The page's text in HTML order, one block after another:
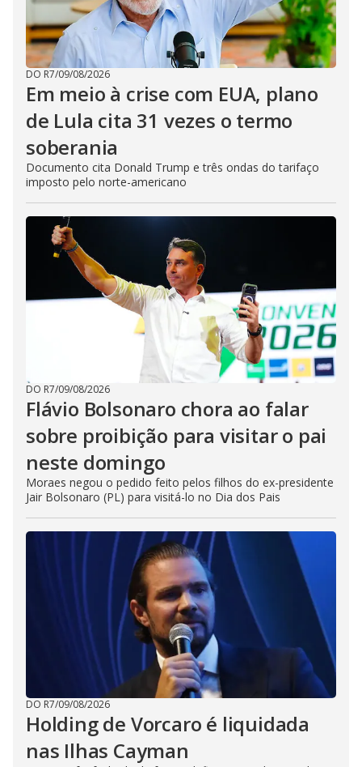
DO R7/09/08/2026
Em meio à crise com EUA, plano
de Lula cita 31 vezes o termo
soberania
Documento cita Donald Trump e três ondas do tarifaço
imposto pelo norte-americano
DO R7/09/08/2026
Flávio Bolsonaro chora ao falar
sobre proibição para visitar o pai
neste domingo
Moraes negou o pedido feito pelos filhos do ex-presidente
Jair Bolsonaro (PL) para visitá-lo no Dia dos Pais
DO R7/09/08/2026
Holding de Vorcaro é liquidada
nas Ilhas Cayman